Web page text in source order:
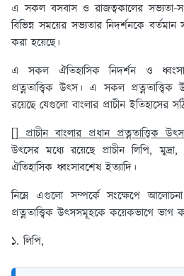
এ সকল বসবাস ও রাজত্বকালের সভ্যতা-
বিভিন্ন সময়ের সভ্যতার নিদর্শনকে বর্তমান
করা হয়েছে।
এ সকল ঐতিহাসিক নিদর্শন ও
প্রত্নতাত্ত্বিক উৎস। এ সকল
রয়েছে যেগুলো বাংলার প্রাচীন ইতিহাসের
[] প্রাচীন বাংলার প্রধান প্রত্নতাত্ত্বিক
উৎসের মধ্যে রয়েছে প্রাচীন লিপি,
ঐতিহাসিক ধ্বংসাবশেষ ইত্যাদি।
নিম্নে এগুলো সম্পর্কে সংক্ষেপে
প্রত্নতাত্ত্বিক উৎসসমূহকে কয়েকভাগে ভাগ
১. লিপি,